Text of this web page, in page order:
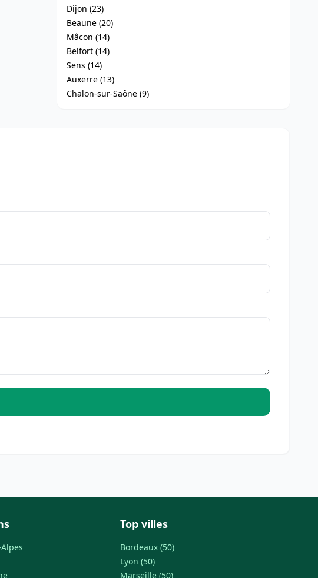
Dijon (23)
Beaune (20)
Mâcon (14)
Belfort (14)
Sens (14)
Auxerre (13)
Chalon-sur-Saône (9)
Top villes
Bordeaux (50)
Lyon (50)
Marseille (50)